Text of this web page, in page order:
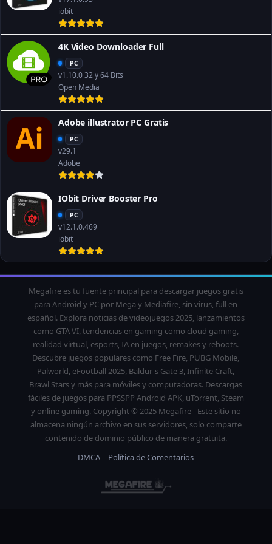
iobit
4K Video Downloader Full
PC
v1.10.0 32 y 64 Bits
Open Media
Adobe illustrator PC Gratis
PC
v29.1
Adobe
IObit Driver Booster Pro
PC
v12.1.0.469
iobit
Megafire es tu fuente principal para descargar juegos gratis
para Android y PC por Mega y Mediafire, sin virus, full en
español. Explora noticias de videojuegos 2025, lanzamientos
como GTA VI, tendencias en gaming como cloud gaming,
realidad virtual, esports, IA en juegos, remakes y reboots.
Descubre juegos populares como Free Fire, PUBG Mobile,
Palworld, eFootball 2025, Baldur's Gate 3, Infinite Craft,
Brawl Stars y más para móviles y computadoras. Descargas
fáciles de juegos para PPSSPP Android APK, uTorrent, Steam
y online gaming. Copyright © 2025 Megafire - Este sitio no
almacena ningún archivo en sus servidores, solo comparte
contenido de dominio público de manera gratuita.
DMCA
Política de Comentarios